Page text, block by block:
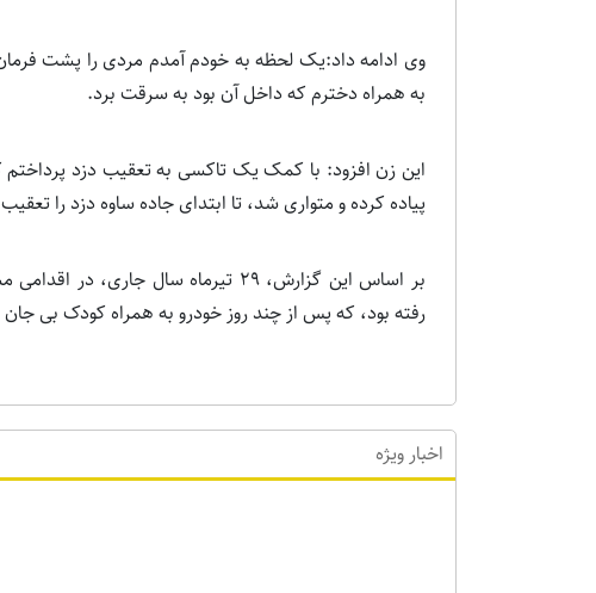
وی ادامه داد:یک لحظه به خودم آمدم مردی را پشت
به همراه دخترم که داخل آن بود به سرقت برد.
این زن افزود: با کمک یک تاکسی به تعقیب دزد پرداختم
پیاده کرده و متواری شد، تا ابتدای جاده ساوه دزد را
بر اساس این گزارش، ۲۹ تیرماه سال
رفته بود، که پس از چند روز خودرو به همراه کودک بی
اخبار ویژه